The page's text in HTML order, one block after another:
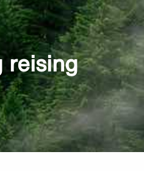
reising